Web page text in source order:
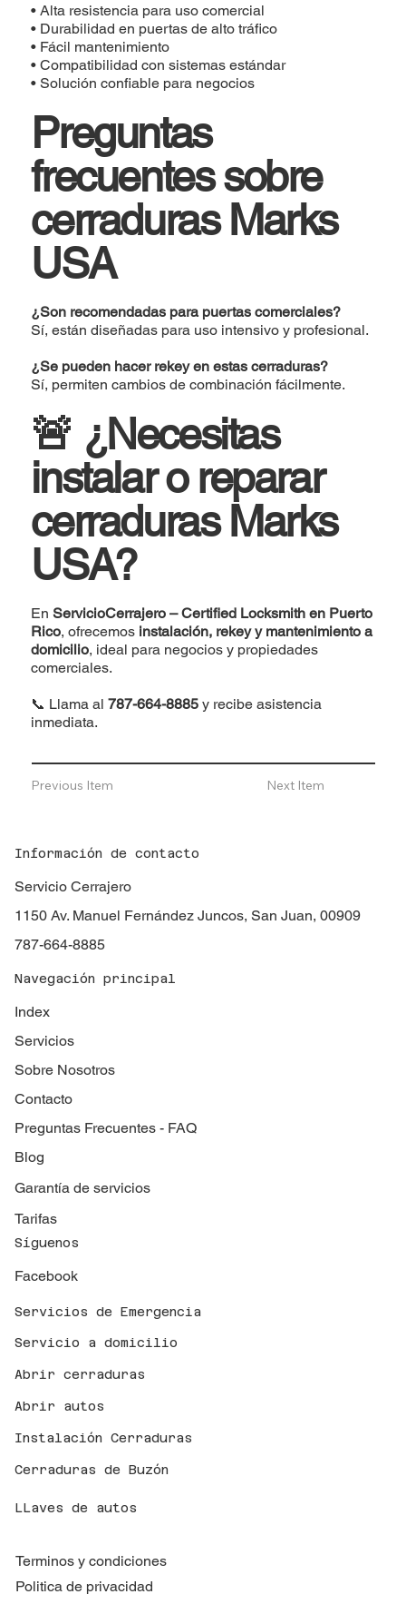
• Alta resistencia para uso comercial
• Durabilidad en puertas de alto tráfico
• Fácil mantenimiento
• Compatibilidad con sistemas estándar
• Solución confiable para negocios
Preguntas
frecuentes sobre
cerraduras Marks
USA
¿Son recomendadas para puertas comerciales?
Sí, están diseñadas para uso intensivo y profesional.
¿Se pueden hacer rekey en estas cerraduras?
Sí, permiten cambios de combinación fácilmente.
🚨 ¿Necesitas
instalar o reparar
cerraduras Marks
USA?
EnServicioCerrajero – Certified Locksmith en Puerto
Rico, ofrecemos instalación, rekey y mantenimiento a
domicilio, ideal para negocios y propiedades
comerciales.
📞 Llama al787-664-8885 y recibe asistencia
inmediata.
Previous Item Next Item
Información de contacto
Servicio Cerrajero
1150 Av. Manuel Fernández Juncos, San Juan, 00909
787-664-8885
Navegación principal
Index
Servicios
Sobre Nosotros
Contacto
Preguntas Frecuentes - FAQ
Blog
Garantía de servicios
Tarifas
Síguenos
Facebook
Servicios de Emergencia
Servicio a domicilio
Abrir cerraduras
Abrir autos
Instalación Cerraduras
Cerraduras de Buzón
LLaves de autos
Terminos y condiciones
Politica de privacidad